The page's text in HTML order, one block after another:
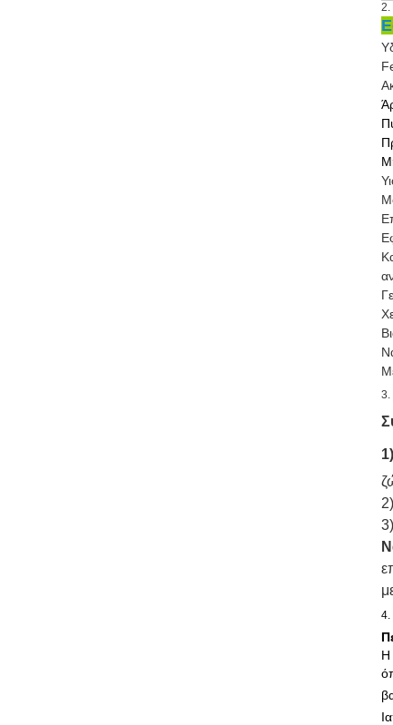
2.
3.
1)
4.
Η